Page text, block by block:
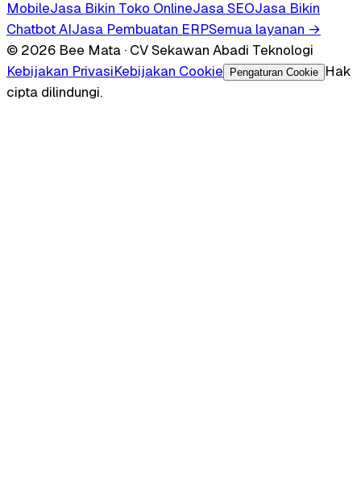
MobileJasa Bikin Toko OnlineJasa SEOJasa Bikin
Chatbot AIJasa Pembuatan ERPSemua layanan →
© 2026 Bee Mata · CV Sekawan Abadi Teknologi
Kebijakan PrivasiKebijakan Cookie Pengaturan Cookie
Hak
cipta dilindungi.